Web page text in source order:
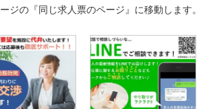
ジの『同じ求人票のページ』に移動します